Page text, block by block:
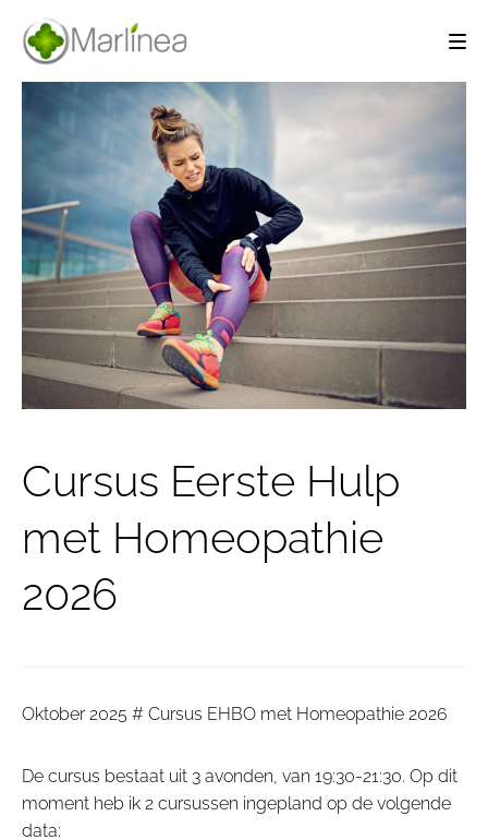
Cursus Eerste Hulp
met Homeopathie
2026
Oktober 2025 # Cursus EHBO met Homeopathie 2026
De cursus bestaat uit 3 avonden, van 19:30-21:30. Op dit
moment heb ik 2 cursussen ingepland op de volgende
data: